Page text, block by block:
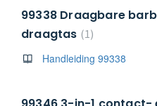
99338 Draagbare
draagtas 1
Handleiding 99338